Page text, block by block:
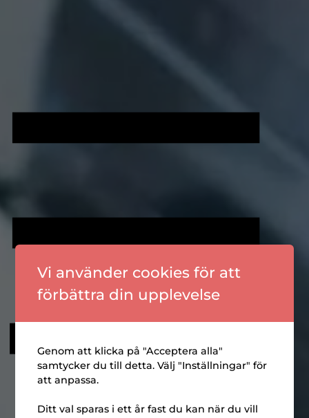
En ständigt växande
utbildningsplattform
Vi använder cookies för att
förbättra din upplevelse
Genom att klicka på "Acceptera alla"
samtycker du till detta. Välj "Inställningar" för
att anpassa.
Ditt val sparas i ett år fast du kan när du vill